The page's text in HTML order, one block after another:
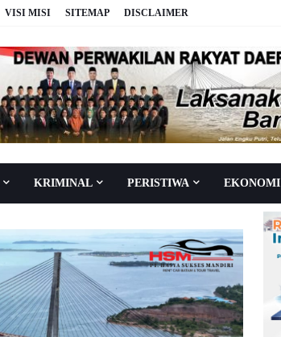
VISI MISI SITEMAP DISCLAIMER
KRIMINAL PERISTIWA EKONOMI